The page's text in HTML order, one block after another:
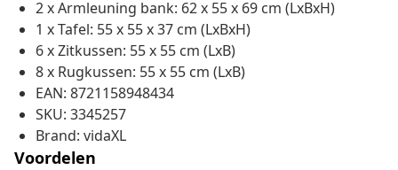
2 x Armleuning bank: 62 x 55 x 69 cm (LxBxH)
1 x Tafel: 55 x 55 x 37 cm (LxBxH)
6 x Zitkussen: 55 x 55 cm (LxB)
8 x Rugkussen: 55 x 55 cm (LxB)
EAN: 8721158948434
SKU: 3345257
Brand: vidaXL
Voordelen